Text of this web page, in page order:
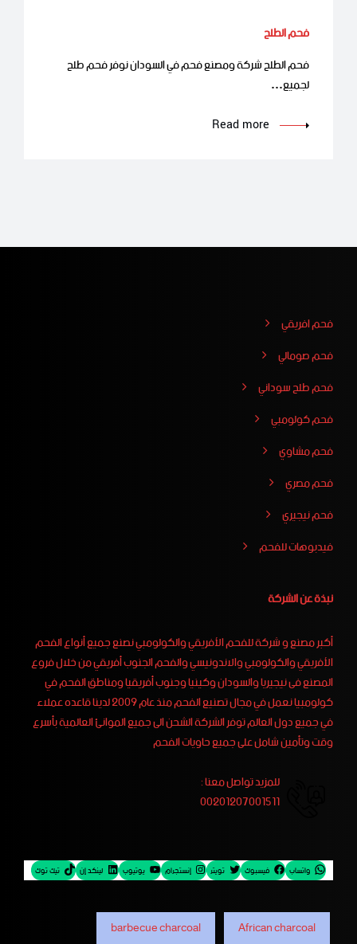
فحم الطلح
فحم الطلح شركة ومصنع فحم في السودان نوفر فحم طلح
لجميع…
Read more
فحم افريقي
فحم صومالي
فحم طلح سوداني
فحم كولومبي
فحم مشاوي
فحم مصري
فحم نيجيري
فيدبوهات للفحم
نبذة عن الشركة
أكبر مصنع و شركة للفحم الأفريقي والكولومبي نصنع جميع أنواع الفحم
الأفريقي والكولومبي والاندونيسي والفحم الجنوب أفريقي من خلال فروع
المصنع فى نيجيريا والسودان وكينيا وجنوب أفريقيا ومناطق الفحم في
كولومبيا نعمل في مجال تصنيع الفحم منذ عام 2009 لدينا قاعده عملاء
في جميع دول العالم توفر الشركة الشحن الى جميع الموانئ العالمية بأسرع
وقت وتأمين شامل على جميع حاويات الفحم
للمزيد تواصل معنا :
00201207001511
واتساب فيسبوك تويتر إنستجرام يوتيوب لينكد إن تيك توك
African charcoal
barbecue charcoal